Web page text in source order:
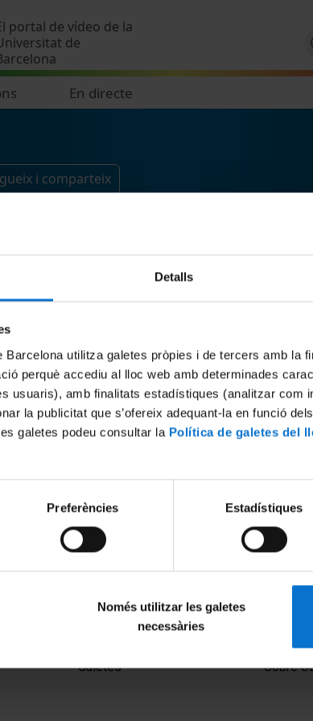
Detalls
Barcelona utilitza galetes pròpies i de tercers amb la
perquè accediu al lloc web amb determinades
usuaris), amb finalitats estadístiques (analitzar com
la publicitat que s’ofereix adequant-la en funció
galetes podeu consultar la Política de galetes del
Preferències Estadístiques
Només utilitzar les galetes
necessàries
portal de vídeo de la
de
En directe
i comparteix
Galetes
Sobre